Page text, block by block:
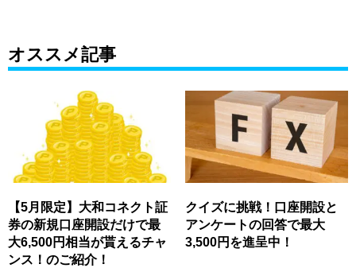
オススメ記事
【5月限定】大和コネクト証
券の新規口座開設だけで最
大6,500円相当が貰えるチャ
ンス！のご紹介！
クイズに挑戦！口座開設と
アンケートの回答で最大
3,500円を進呈中！